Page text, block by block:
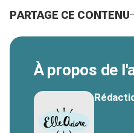
PARTAGE CE CONTENU
À propos de